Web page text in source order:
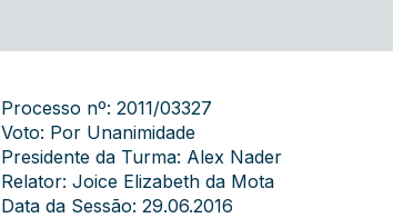
Processo nº: 2011/03327
Voto: Por Unanimidade
Presidente da Turma: Alex Nader
Relator: Joice Elizabeth da Mota
Data da Sessão: 29.06.2016